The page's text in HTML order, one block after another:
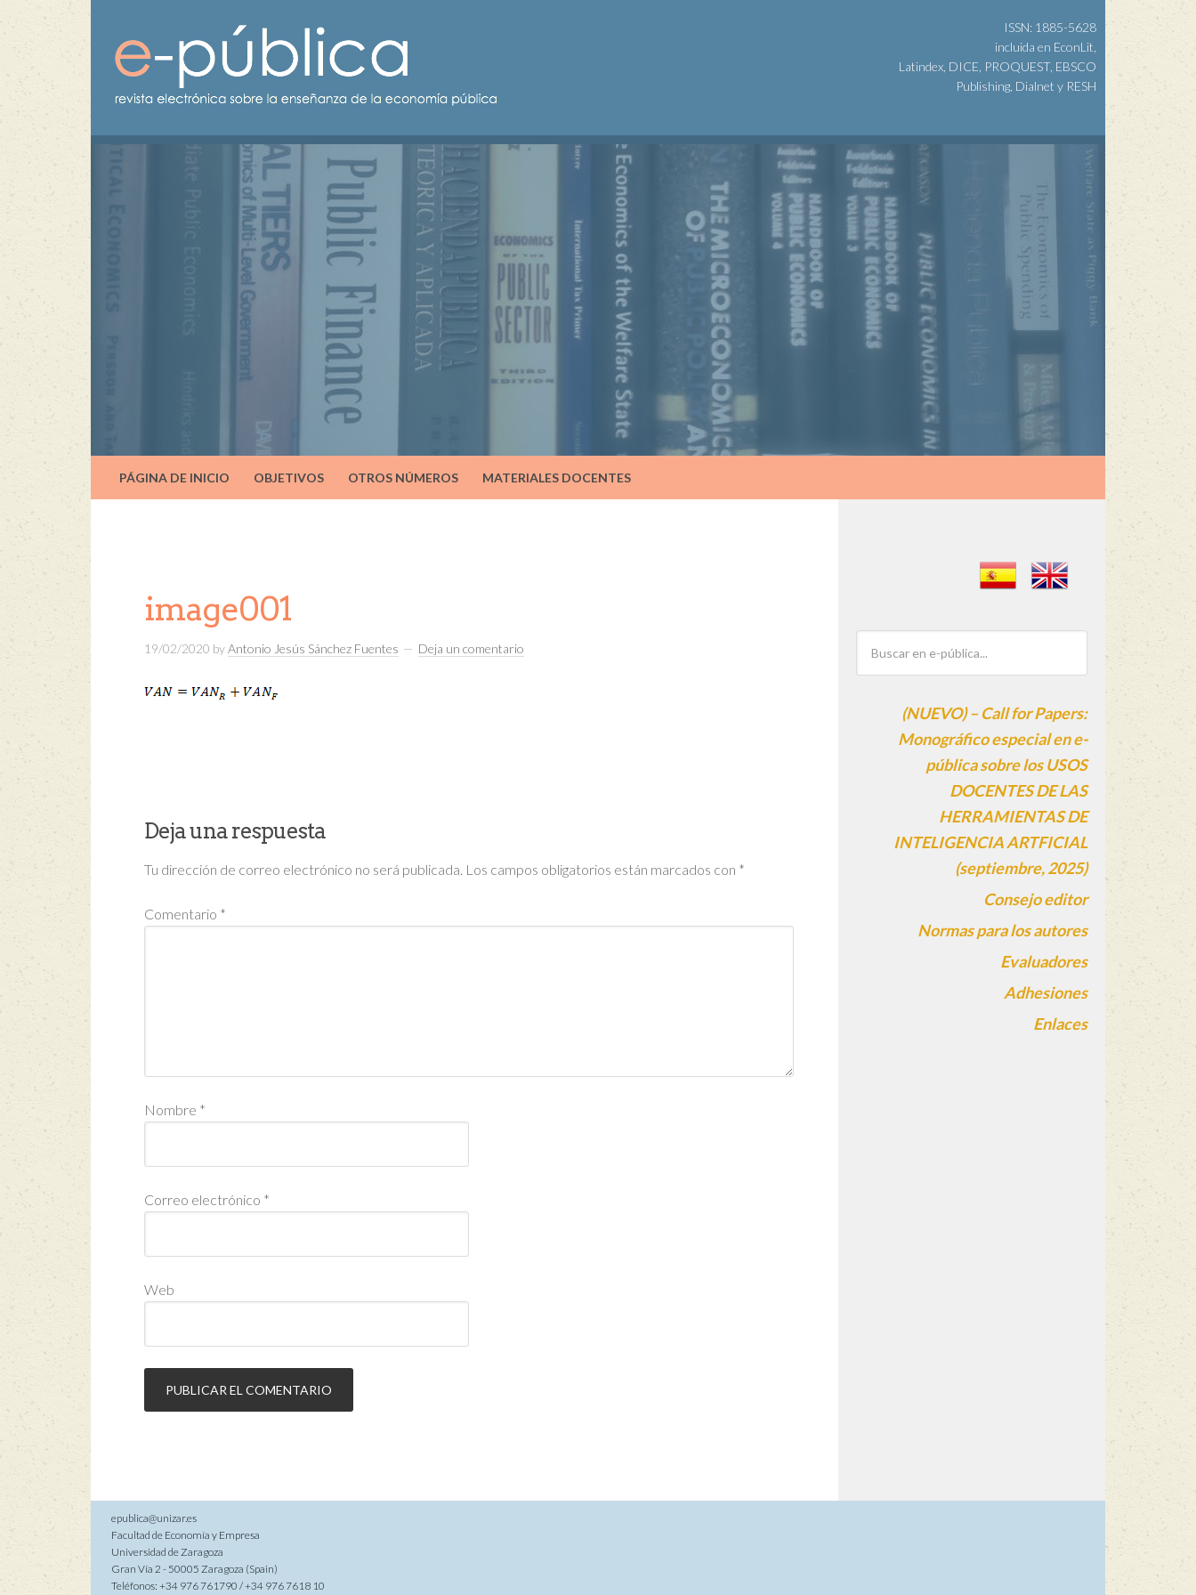
ISSN: 1885-5628
incluida en EconLit,
Latindex, DICE, PROQUEST, EBSCO
Publishing, Dialnet y RESH
PÁGINA DE INICIO OBJETIVOS OTROS NÚMEROS MATERIALES DOCENTES
image001
19/02/2020 byAntonio Jesús Sánchez Fuentes Deja un comentario
Deja una respuesta
Tu dirección de correo electrónico no será publicada. Los campos obligatorios están marcados con *
Comentario *
Nombre *
Correo electrónico *
Web
(NUEVO) – Call for Papers:
Monográfico especial en e-
pública sobre los USOS
DOCENTES DE LAS
HERRAMIENTAS DE
INTELIGENCIA ARTFICIAL
(septiembre, 2025)
Consejo editor
Normas para los autores
Evaluadores
Adhesiones
Enlaces
epublica@unizar.es
Facultad de Economía y Empresa
Universidad de Zaragoza
Gran Vía 2 - 50005 Zaragoza (Spain)
Teléfonos: +34 976 761790 / +34 976 7618 10